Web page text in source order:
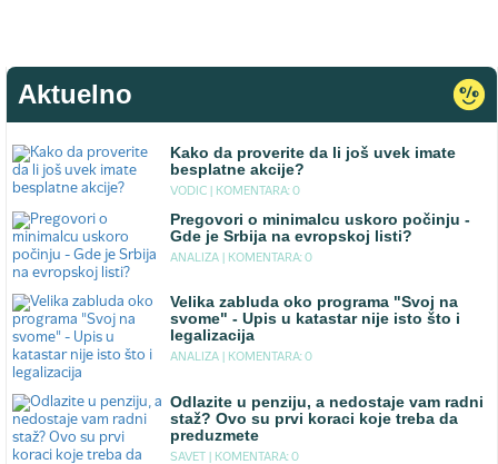
Aktuelno
Kako da proverite da li još uvek imate
besplatne akcije?
VODIC | KOMENTARA: 0
Pregovori o minimalcu uskoro počinju -
Gde je Srbija na evropskoj listi?
ANALIZA | KOMENTARA: 0
Velika zabluda oko programa "Svoj na
svome" - Upis u katastar nije isto što i
legalizacija
ANALIZA | KOMENTARA: 0
Odlazite u penziju, a nedostaje vam radni
staž? Ovo su prvi koraci koje treba da
preduzmete
SAVET | KOMENTARA: 0